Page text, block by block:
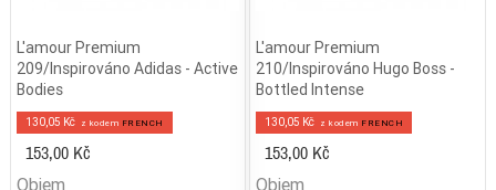
L'amour Premium
209/Inspirováno Adidas - Active
Bodies
130,05 Kč z kodem FRENCH
153,00 Kč
Objem
L'amour Premium
210/Inspirováno Hugo Boss -
Bottled Intense
130,05 Kč z kodem FRENCH
153,00 Kč
Objem